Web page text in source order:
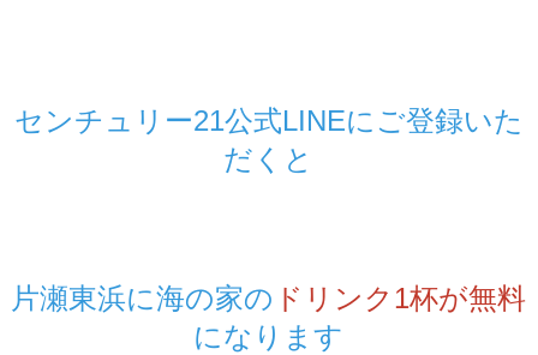
センチュリー21公式LINEにご登録いた
だくと
片瀬東浜に海の家の ドリンク1杯が無料
になります